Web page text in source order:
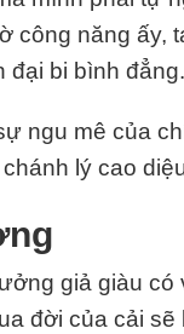
công năng ấy,
đại bi bình đẳng.
ngu mê của
lý cao
giả giàu
đời của cải